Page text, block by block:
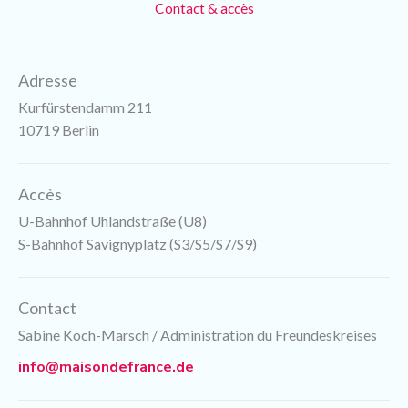
Contact & accès
Adresse
Kurfürstendamm 211
10719 Berlin
Accès
U-Bahnhof Uhlandstraße (U8)
S-Bahnhof Savignyplatz (S3/S5/S7/S9)
Contact
Sabine Koch-Marsch / Administration du Freundeskreises
info@maisondefrance.de